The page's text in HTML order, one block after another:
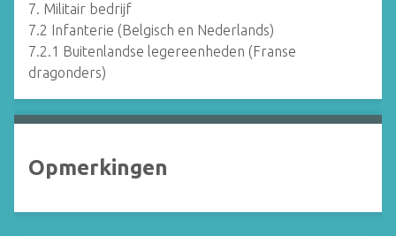
7. Militair bedrijf
7.2 Infanterie (Belgisch en Nederlands)
7.2.1 Buitenlandse legereenheden (Franse
dragonders)
Opmerkingen